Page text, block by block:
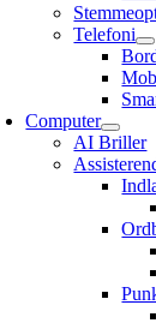
Telefoni
Computer
AI Briller